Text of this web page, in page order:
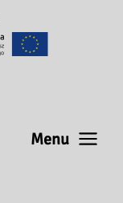
Menu